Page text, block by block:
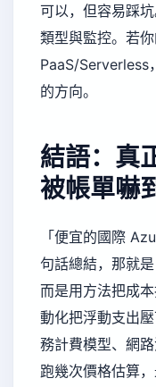
可以，但容易踩
類型與監控。若
PaaS/Serverless
的方向。
結語：真
被帳單嚇
「便宜的國際
句話總結，那就
而是用方法把成
動化把浮動支出
務計費模型、網
跑幾次價格估算